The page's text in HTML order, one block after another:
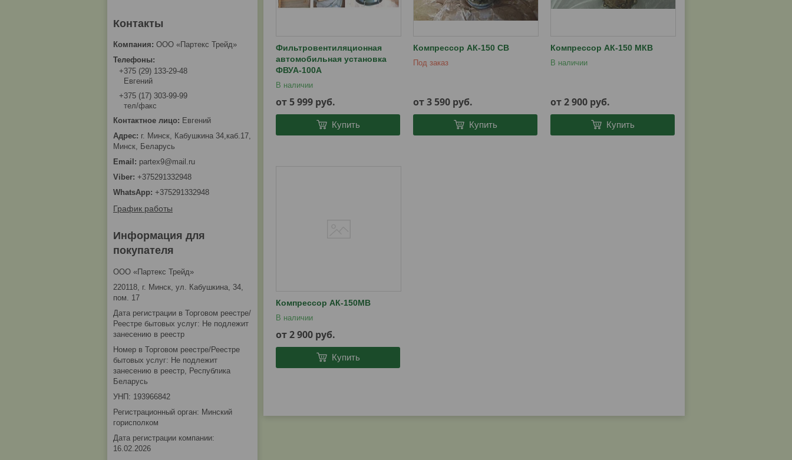
Фильтровентиляционная
автомобильная установка
ФВУА-100А
В наличии
от 5 999 руб.
Купить
Компрессор АК-150 СВ
Под заказ
от 3 590 руб.
Купить
Компрессор АК-150 МКВ
В наличии
от 2 900 руб.
Купить
Компрессор АК-150МВ
В наличии
от 2 900 руб.
Купить
ООО «Партекс Трейд»
+375 (29) 133-29-48
Евгений
+375 (17) 303-99-99
тел/факс
Евгений
г. Минск, Кабушкина 34,каб.17,
Минск, Беларусь
partex9@mail.ru
+375291332948
+375291332948
График работы
Информация для
покупателя
ООО «Партекс Трейд»
220118, г. Минск, ул. Кабушкина, 34,
пом. 17
Дата регистрации в Торговом реестре/
Реестре бытовых услуг: Не подлежит
занесению в реестр
Номер в Торговом реестре/Реестре
бытовых услуг: Не подлежит
занесению в реестр, Республика
Беларусь
УНП: 193966842
Регистрационный орган: Минский
горисполком
Дата регистрации компании:
16.02.2026